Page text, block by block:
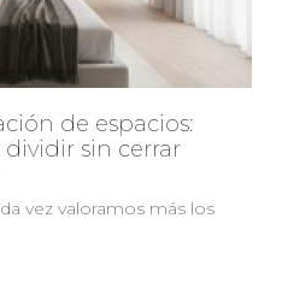
de espacios:
sin cerrar
vez valoramos más los